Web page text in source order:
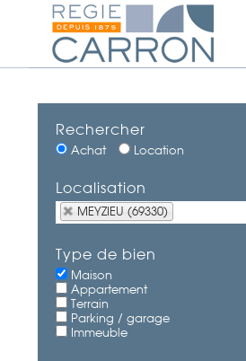
Rechercher
Achat Location
Localisation
MEYZIEU (69330)
Type de bien
Maison
Appartement
Terrain
Parking / garage
Immeuble